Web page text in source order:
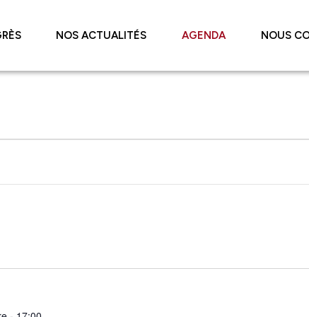
NOS ACTUALITÉS AGENDA NOUS